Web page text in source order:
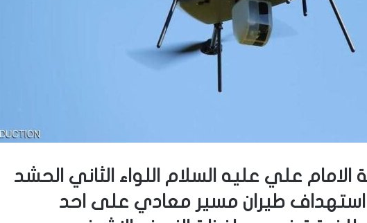
علي عليه السلام اللواء الثاني الحشد
استهداف طيران مسير معادي على احد